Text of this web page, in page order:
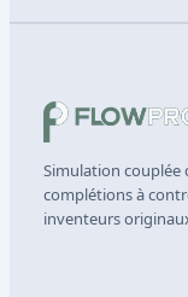
Simulation couplée
complétions à
inventeurs